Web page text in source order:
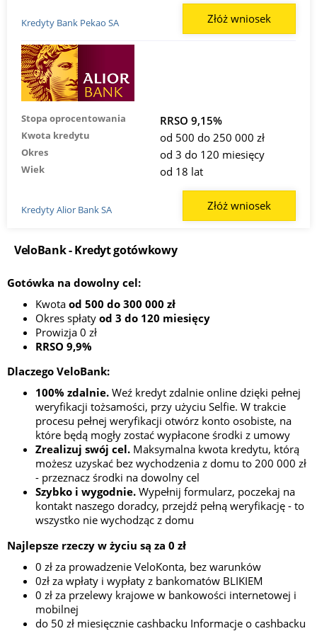
Kredyty Bank Pekao SA Złóż wniosek
Stopa oprocentowania RRSO 9,15%
Kwota kredytu od 500 do 250 000 zł
Okres od 3 do 120 miesięcy
Wiek od 18 lat
Kredyty Alior Bank SA Złóż wniosek
VeloBank - Kredyt gotówkowy
Gotówka na dowolny cel:
Kwota od 500 do 300 000 zł
Okres spłaty od 3 do 120 miesięcy
Prowizja 0 zł
RRSO 9,9%
Dlaczego VeloBank:
100% zdalnie. Weź kredyt zdalnie online dzięki pełnej
weryfikacji tożsamości, przy użyciu Selfie. W trakcie
procesu pełnej weryfikacji otwórz konto osobiste, na
które będą mogły zostać wypłacone środki z umowy
Zrealizuj swój cel. Maksymalna kwota kredytu, którą
możesz uzyskać bez wychodzenia z domu to 200 000 zł
- przeznacz środki na dowolny cel
Szybko i wygodnie. Wypełnij formularz, poczekaj na
kontakt naszego doradcy, przejdź pełną weryfikację - to
wszystko nie wychodząc z domu
Najlepsze rzeczy w życiu są za 0 zł
0 zł za prowadzenie VeloKonta, bez warunków
0zł za wpłaty i wypłaty z bankomatów BLIKIEM
0 zł za przelewy krajowe w bankowości internetowej i
mobilnej
do 50 zł miesięcznie cashbacku Informacje o cashbacku